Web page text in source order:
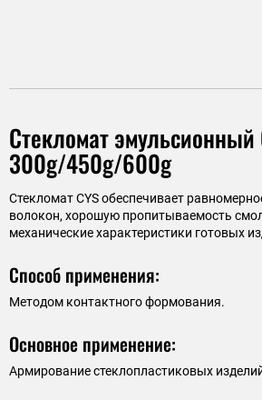
Стекломат эмульсионный
300g/450g/600g
Стекломат CYS обеспечивает
волокон, хорошую пропитываемость
механические характеристики готовых
Способ применения:
Методом контактного формования.
Основное применение:
Армирование стеклопластиковых